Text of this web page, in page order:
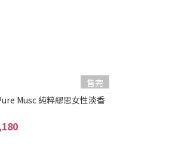
售完
Musc 純粹繆思女性淡香